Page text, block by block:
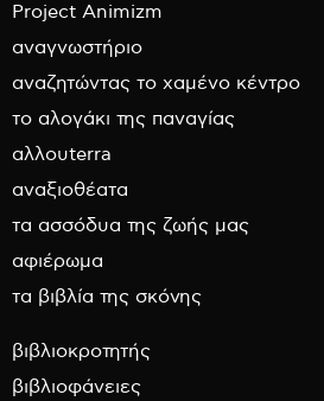
Project Animizm
αναγνωστήριο
αναζητώντας το χαμένο κέντρο
το αλογάκι της παναγίας
αλλουterra
αναξιοθέατα
τα ασσόδυα της ζωής μας
αφιέρωμα
τα βιβλία της σκόνης
βιβλιοκροτητής
βιβλιοφάνειες